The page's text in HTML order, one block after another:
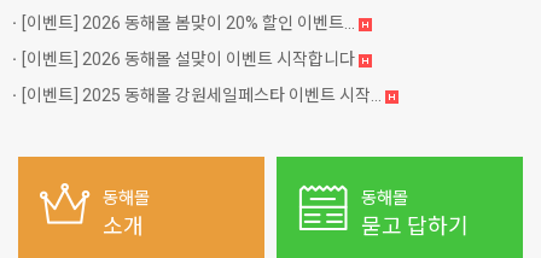
[이벤트] 2026 동해몰 봄맞이 20% 할인 이벤트...
[이벤트] 2026 동해몰 설맞이 이벤트 시작합니다
[이벤트] 2025 동해몰 강원세일페스타 이벤트 시작...
동해몰
소개
동해몰
묻고 답하기